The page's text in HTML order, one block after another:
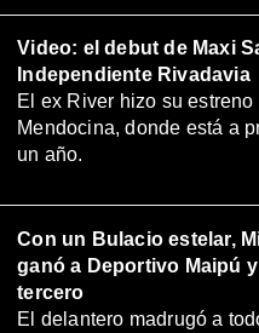
Video: el debut de Maxi
Independiente Rivadavia
El ex River hizo su estreno
Mendocina, donde está a
un año.
Con un Bulacio estelar,
ganó a Deportivo Maipú
tercero
El delantero madrugó a